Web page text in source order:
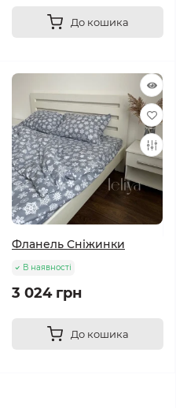
До кошика
Фланель Сніжинки
В наявності
3 024 грн
До кошика